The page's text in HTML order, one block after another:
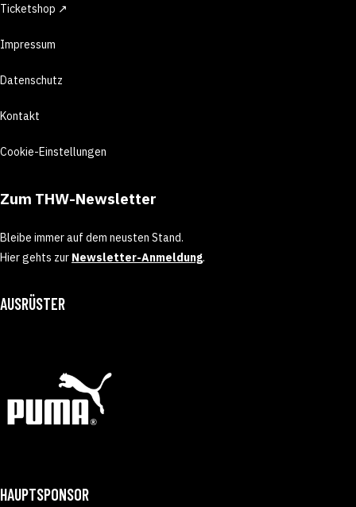
Ticketshop ↗
Impressum
Datenschutz
Kontakt
Cookie-Einstellungen
Zum THW-Newsletter
Bleibe immer auf dem neusten Stand.
Hier gehts zur Newsletter-Anmeldung.
AUSRÜSTER
HAUPTSPONSOR